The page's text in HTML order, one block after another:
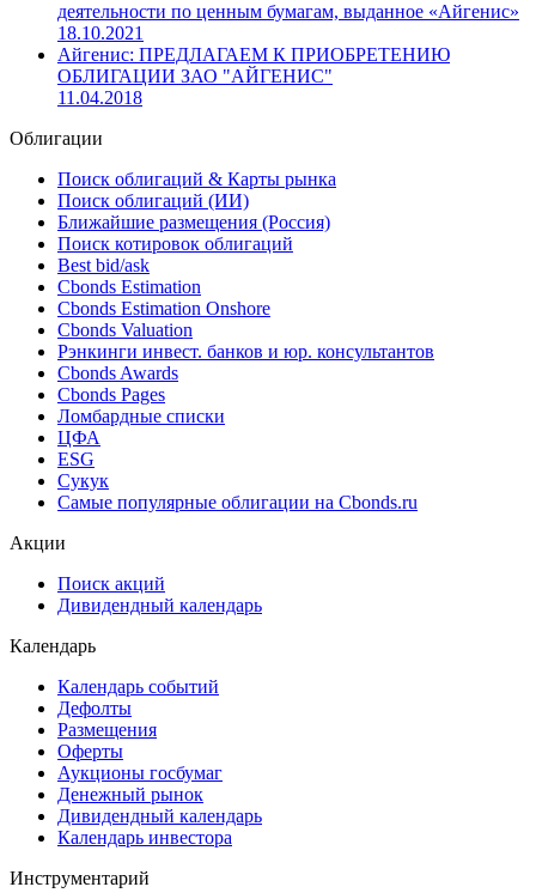
деятельности по ценным бумагам, выданное «Айгенис»
18.10.2021
Айгенис: ПРЕДЛАГАЕМ К ПРИОБРЕТЕНИЮ
ОБЛИГАЦИИ ЗАО "АЙГЕНИС"
11.04.2018
Облигации
Поиск облигаций & Карты рынка
Поиск облигаций (ИИ)
Ближайшие размещения (Россия)
Поиск котировок облигаций
Best bid/ask
Cbonds Estimation
Cbonds Estimation Onshore
Cbonds Valuation
Рэнкинги инвест. банков и юр. консультантов
Cbonds Awards
Cbonds Pages
Ломбардные списки
ЦФА
ESG
Сукук
Самые популярные облигации на Cbonds.ru
Акции
Поиск акций
Дивидендный календарь
Календарь
Календарь событий
Дефолты
Размещения
Оферты
Аукционы госбумаг
Денежный рынок
Дивидендный календарь
Календарь инвестора
Инструментарий